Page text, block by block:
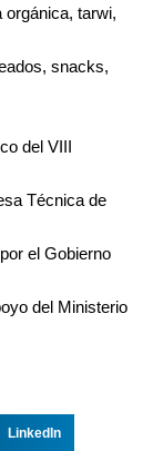
orgánica, tarwi,
snacks,
del VIII
Técnica de
el Gobierno
del Ministerio
LinkedIn